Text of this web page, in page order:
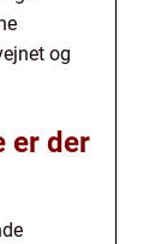
og
er der